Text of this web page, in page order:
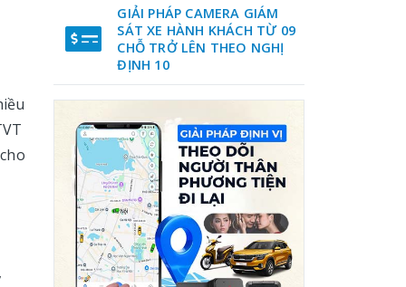
GIẢI PHÁP CAMERA GIÁM
SÁT XE HÀNH KHÁCH TỪ 09
CHỖ TRỞ LÊN THEO NGHỊ
ĐỊNH 10